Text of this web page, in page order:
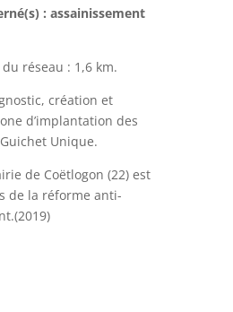
: assainissement
réseau : 1,6 km.
création et
d’implantation des
Unique.
de Coëtlogon (22) est
de la réforme anti-